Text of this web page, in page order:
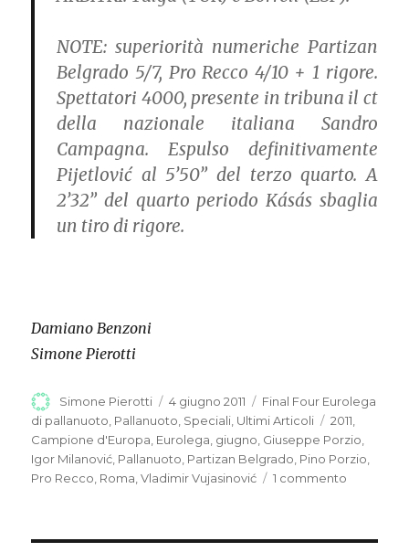
NOTE: superiorità numeriche Partizan
Belgrado 5/7, Pro Recco 4/10 + 1 rigore.
Spettatori 4000, presente in tribuna il ct
della nazionale italiana Sandro
Campagna. Espulso definitivamente
Pijetlović al 5’50” del terzo quarto. A
2’32” del quarto periodo Kásás sbaglia
un tiro di rigore.
Damiano Benzoni
Simone Pierotti
Autore
Simone Pierotti
Pubblicato
il
4 giugno 2011 Categorie
Final Four Eurolega
di pallanuoto Pallanuoto Speciali Ultimi Articoli Tag
2011
Campione d'Europa Eurolega giugno Giuseppe Porzio
Igor Milanović Pallanuoto Partizan Belgrado Pino Porzio
Pro Recco Roma ,Vladimir Vujasinović 1 commento